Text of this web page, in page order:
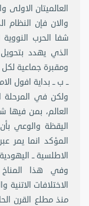
العالميتان الاولى
والان فإن
شفا الحرب
الذي يهدد
ومقبرة جماعية لكل
ــ ب ــ بداية افول
ولكن في المرحلة
العالم، بمن فيها
اليقظة والوعي
المؤكد انما يمر
الاطلسية ــ
وفي هذا المناخ
الاختلافات الاتنية
منذ مطلع القرن